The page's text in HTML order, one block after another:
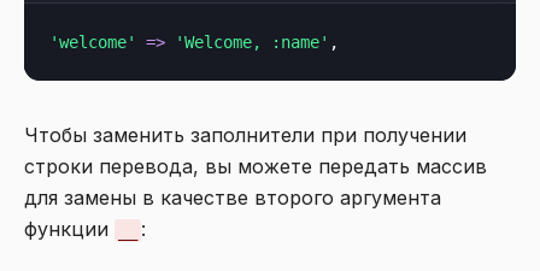
'welcome' => 'Welcome, :name'
Чтобы заменить заполнители при получении
строки перевода, вы можете передать массив
для замены в качестве второго аргумента
функции
: